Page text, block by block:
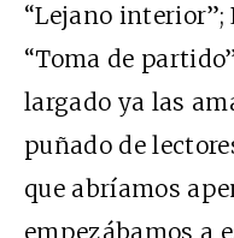
“Lejano interior”;
“Toma de
largado ya las
puñado de
que abríamos